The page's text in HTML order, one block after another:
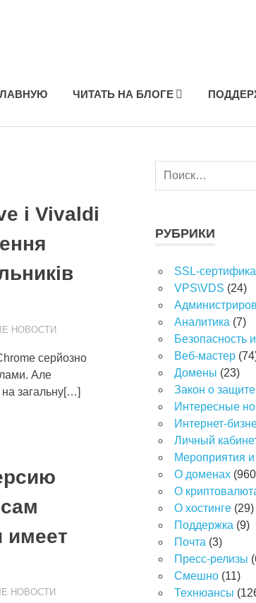
ЧИТАТЬ НА БЛОГЕ
і Vivaldi
НОВОСТИ
серйозно
Але
загальну[…]
имеет
НОВОСТИ
РУБРИКИ
SSL-
VPS\VDS (24)
Аналитика (7)
Безопасность
Веб-мастер
Домены (23)
Закон о
Интересные
Интернет-
Личный
Мероприятия
О доменах
О
О хостинге (29)
Поддержка (9)
Почта (3)
Пресс-релизы
Смешно (11)
Технюансы